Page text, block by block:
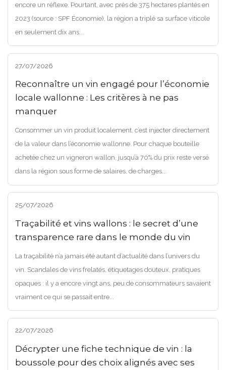
encore un réflexe. Pourtant, avec près de 375 hectares plantés en
2023 (source : SPF Économie), la région a triplé sa surface viticole
en seulement dix ans...
27/07/2026
Reconnaître un vin engagé pour l’économie
locale wallonne : Les critères à ne pas
manquer
Consommer un vin produit localement, c’est injecter directement
de la valeur dans l’économie wallonne. Pour chaque bouteille
achetée chez un vigneron wallon, jusqu’à 70% du prix reste versé
dans la région sous forme de salaires, de charges...
25/07/2026
Traçabilité et vins wallons : le secret d’une
transparence rare dans le monde du vin
La traçabilité n’a jamais été autant d’actualité dans l’univers du
vin. Scandales de vins frelatés, étiquetages douteux, pratiques
opaques : il y a encore vingt ans, peu de consommateurs savaient
vraiment ce qui se passait entre...
22/07/2026
Décrypter une fiche technique de vin : la
boussole pour des choix alignés avec ses